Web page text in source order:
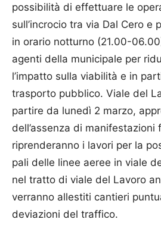
possibilità di effettuare le
sull’incrocio tra via Dal Cero e
in orario notturno (21.00-
agenti della municipale per
l’impatto sulla viabilità e in
trasporto pubblico. Viale del
partire da lunedì 2 marzo,
dell’assenza di manifestazioni
riprenderanno i lavori per la
pali delle linee aeree in viale
nel tratto di viale del Lavoro
verranno allestiti cantieri
deviazioni del traffico.